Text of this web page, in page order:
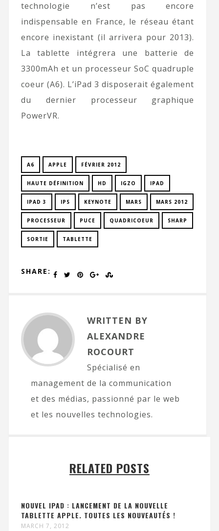
technologie n’est pas encore
indispensable en France, le réseau étant
encore inexistant (il arrivera pour 2013).
La tablette intégrera une batterie de
3300mAh et un processeur SoC quadruple
coeur (A6). L’iPad 3 disposerait également
du dernier processeur graphique
PowerVR.
A6 APPLE FÉVRIER 2012
HAUTE DÉFINITION HD IGZO IPAD
IPAD 3 IPS KEYNOTE MARS MARS 2012
PROCESSEUR PUCE QUADRICOEUR SHARP
SORTIE TABLETTE
SHARE:
WRITTEN BY
ALEXANDRE
ROCOURT
Spécialisé en
management de la communication
et des médias, passionné par le web
et les nouvelles technologies.
RELATED POSTS
NOUVEL IPAD : LANCEMENT DE LA NOUVELLE
TABLETTE APPLE. TOUTES LES NOUVEAUTÉS !
MARCH 7, 2012